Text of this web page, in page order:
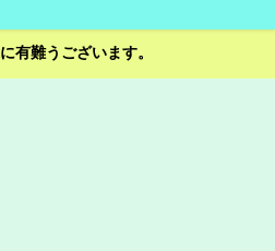
有難うございます。